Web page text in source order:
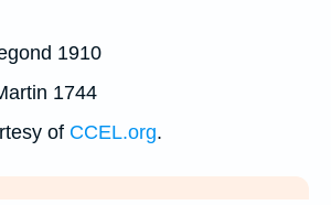
1910
1744
of CCEL.org.